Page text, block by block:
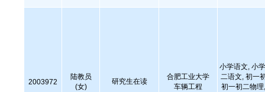
2003972
陆教员
(女)
研究生在读
合肥工业大学
车辆工程
小学语文, 小
二语文, 初一
初一初二物